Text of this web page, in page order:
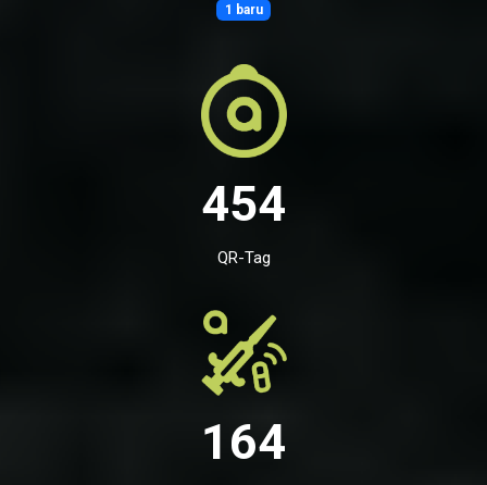
1 baru
454
QR-Tag
164